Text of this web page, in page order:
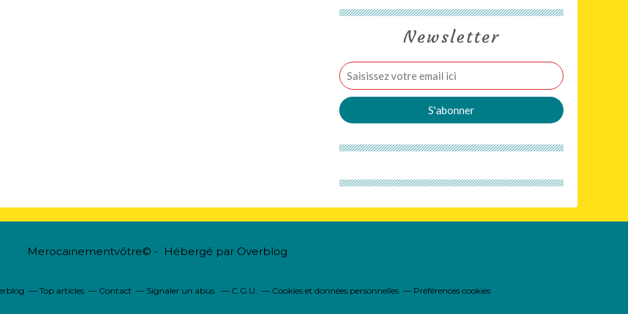
Newsletter
Merocainementvôtre© - Hébergé par Overblog
Top articles Contact Signaler un abus C.G.U. Cookies et données personnelles Préférences cookies